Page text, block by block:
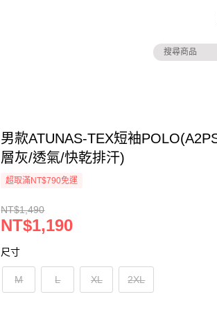
男款ATUNAS-TEX短袖
層灰/透氣/快乾排汗)
超取滿NT$790免運
NT$1,490
NT$1,190
尺寸
M L XL 2XL